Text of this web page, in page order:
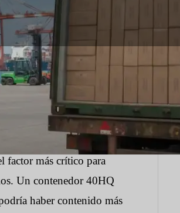
factor más crítico para
Un contenedor 40HQ
haber contenido más